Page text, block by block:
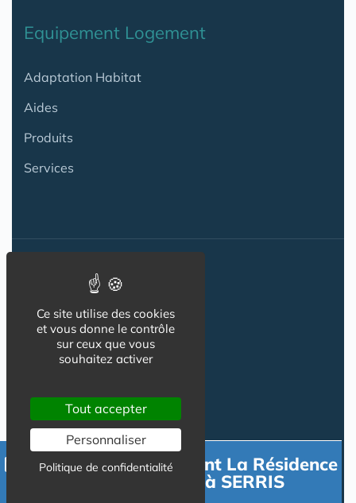
Equipement Logement
Adaptation Habitat
Aides
Produits
Services
Actualité
ACTU
VIDÉOS
Flux RSS
Newsletter
Contacter directement La Résidence
DOMITYS SARIA à SERRIS
Ce site utilise des cookies
et vous donne le contrôle
sur ceux que vous
souhaitez activer
Tout accepter
Personnaliser
Politique de confidentialité